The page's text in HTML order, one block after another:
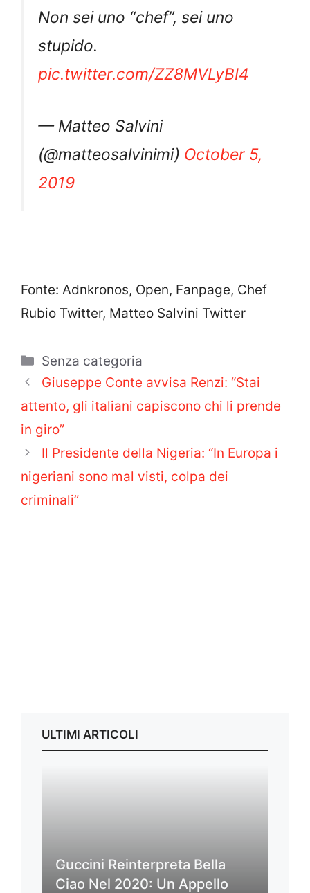
Non sei uno “chef”, sei uno
stupido.
pic.twitter.com/ZZ8MVLyBI4
— Matteo Salvini
(@matteosalvinimi) October 5,
2019
Fonte: Adnkronos, Open, Fanpage, Chef
Rubio Twitter, Matteo Salvini Twitter
Categorie
Senza categoria
Giuseppe Conte avvisa Renzi: “Stai
attento, gli italiani capiscono chi li prende
in giro”
Il Presidente della Nigeria: “In Europa i
nigeriani sono mal visti, colpa dei
criminali”
ULTIMI ARTICOLI
Guccini Reinterpreta Bella
Ciao Nel 2020: Un Appello